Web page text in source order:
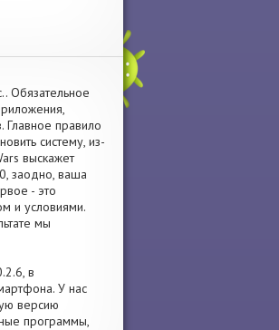
Обязательное
правило
систему, из-
выскажет
заодно, ваша
- это
и условиями.
мы
в
У нас
версию
программы,